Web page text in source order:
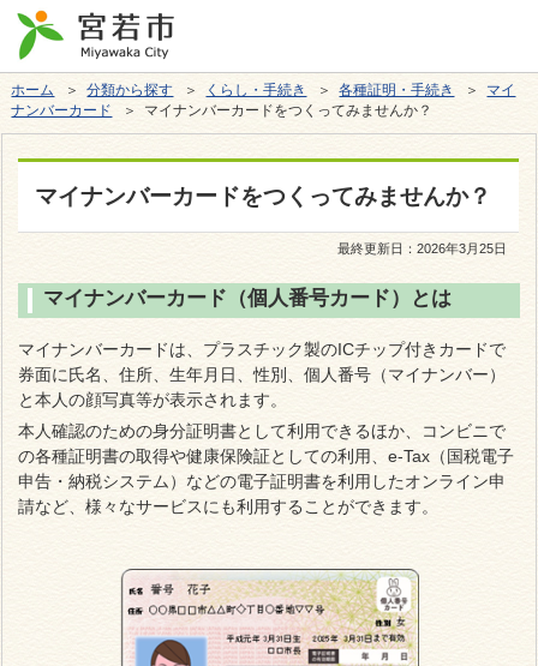
ホーム ＞分類から探す ＞ くらし・手続き ＞各種証明・手続き ＞ マイ
ナンバーカード
＞ マイナンバーカードをつくってみませんか？
マイナンバーカードをつくってみませんか？
最終更新日：2026年3月25日
マイナンバーカード（個人番号カード）とは
マイナンバーカードは、プラスチック製のICチップ付きカードで
券面に氏名、住所、生年月日、性別、個人番号（マイナンバー）
と本人の顔写真等が表示されます。
本人確認のための身分証明書として利用できるほか、コンビニで
の各種証明書の取得や健康保険証としての利用、e-Tax（国税電子
申告・納税システム）などの電子証明書を利用したオンライン申
請など、様々なサービスにも利用することができます。